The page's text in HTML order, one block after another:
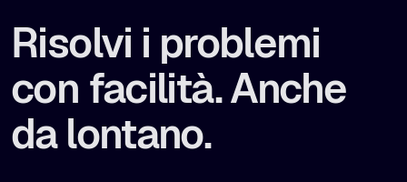
Risolvi i problemi
con facilità. Anche
da lontano.